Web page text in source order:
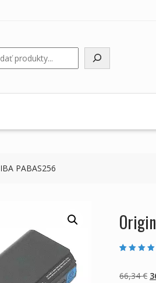
PABAS256
zákazníckych
recenzií
66,34€